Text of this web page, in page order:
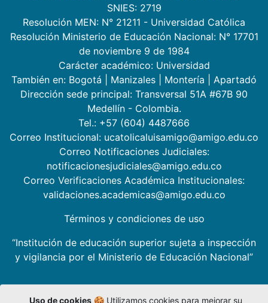
SNIES: 2719
Resolución MEN: N° 21211 - Universidad Católica
Resolución Ministerio de Educación Nacional: N° 17701
de noviembre 9 de 1984
Carácter académico: Universidad
También en: Bogotá Manizales Montería
Apartadó
Dirección sede principal: Transversal 51A #67B 90
Medellín - Colombia.
Tel.: +57 (604) 4487666
Correo Institucional: ucatolicaluisamigo@amigo.edu.co
Correo Notificaciones Judiciales:
notificacionesjudiciales@amigo.edu.co
Correo Verificaciones Académica Institucionales:
validaciones.academicas@amigo.edu.co
Términos y condiciones de uso
“Institución de educación superior sujeta a inspección
y vigilancia por el Ministerio de Educación Nacional”
Uso de cookies🍪 Utilizamos cookies para mejorar su